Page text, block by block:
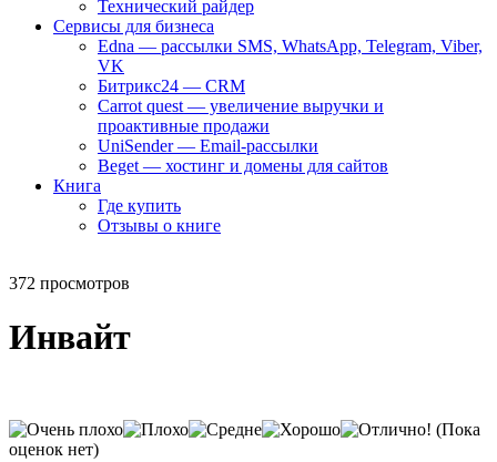
Технический райдер
Сервисы для бизнеса
Edna — рассылки SMS, WhatsApp, Telegram, Viber,
VK
Битрикс24 — CRM
Carrot quest — увеличение выручки и
проактивные продажи
UniSender — Email-рассылки
Beget — хостинг и домены для сайтов
Книга
Где купить
Отзывы о книге
372 просмотров
Инвайт
(Пока
оценок нет)